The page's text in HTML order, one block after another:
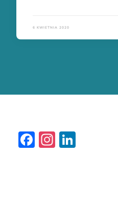
6 KWIETNIA 2020
Facebook
Instagram